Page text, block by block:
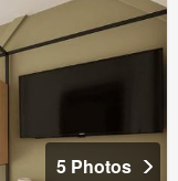
5 Photos